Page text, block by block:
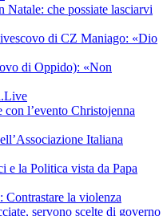
che possiate lasciarvi
di CZ Maniago: «Dio
di Oppido): «Non
l’evento Christojenna
Italiana
e la Politica vista da Papa
la violenza
servono scelte di governo